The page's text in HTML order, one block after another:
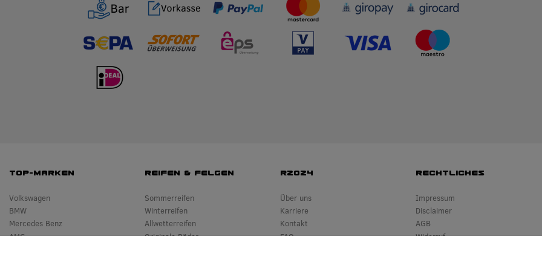
TOP-MARKEN
Volkswagen
BMW
Mercedes Benz
AMG
REIFEN & FELGEN
Sommerreifen
Winterreifen
Allwetterreifen
Originale Räder
RZO24
Über uns
Karriere
Kontakt
FAQ
RECHTLICHES
Impressum
Disclaimer
AGB
Widerruf